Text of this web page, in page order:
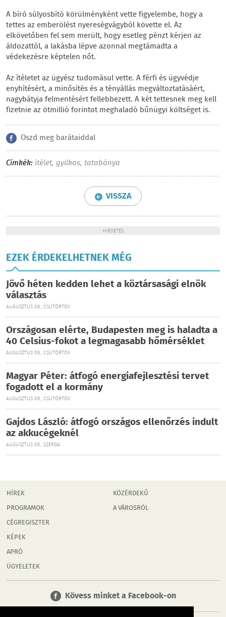
A bíró súlyosbító körülményként vette figyelembe, hogy a
tettes az emberölést nyereségvágyból követte el. Az
elkövetőben fel sem merült, hogy esetleg pénzt kérjen az
áldozattól, a lakásba lépve azonnal megtámadta a
védekezésre képtelen nőt.
Az ítéletet az ügyész tudomásul vette. A férfi és ügyvédje
enyhítésért, a minősítés és a tényállás megváltoztatásáért,
nagybátyja felmentésért fellebbezett. A két tettesnek meg kell
fizetnie az ötmillió forintot meghaladó bűnügyi költséget is.
Oszd meg barátaiddal
Címkék: ítélet, gyilkos, tatabánya
VISSZA
HIRDETÉS
EZEK ÉRDEKELHETNEK MÉG
Jövő héten kedden lehet a köztársasági elnök
választás
AUGUSZTUS 06., CSÜTÖRTÖK
Országosan elérte, Budapesten meg is haladta a
40 Celsius-fokot a legmagasabb hőmérséklet
AUGUSZTUS 06., CSÜTÖRTÖK
Magyar Péter: átfogó energiafejlesztési tervet
fogadott el a kormány
AUGUSZTUS 06., CSÜTÖRTÖK
Gajdos László: átfogó országos ellenőrzés indult
az akkucégeknél
AUGUSZTUS 05., SZERDA
HÍREK
PROGRAMOK
CÉGREGISZTER
KÉPEK
APRÓ
ÜGYELETEK
KÖZÉRDEKŰ
A VÁROSRÓL
Kövess minket a Facebook-on